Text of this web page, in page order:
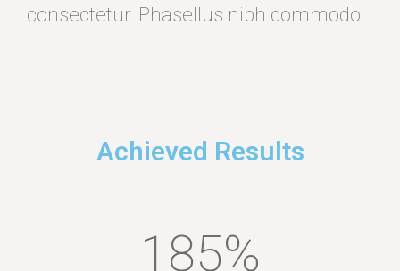
consectetur. Phasellus nibh commodo.
Achieved Results
185%